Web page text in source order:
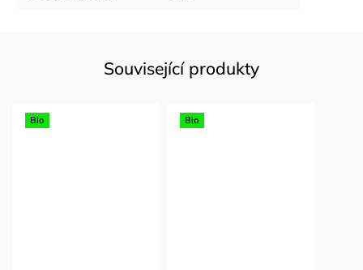
Související produkty
Bio Bio